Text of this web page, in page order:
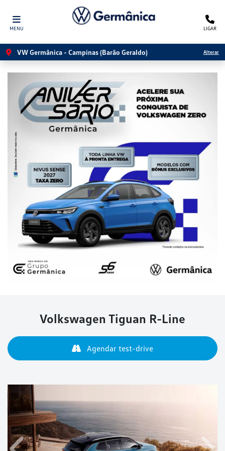
MENU LIGAR
VW Germânica - Campinas (Barão Geraldo) Alterar
Volkswagen Tiguan R-Line
Agendar test-drive